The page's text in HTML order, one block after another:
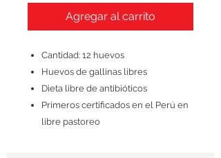
Agregar al carrito
Cantidad: 12 huevos
Huevos de gallinas libres
Dieta libre de antibióticos
Primeros certificados en el Perú en
libre pastoreo